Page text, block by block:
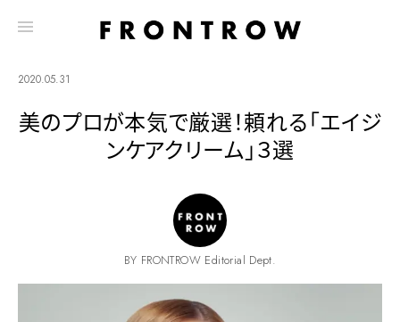
2020.05.31
美のプロが本気で厳選！頼れる「エイジ
ンケアクリーム」３選
BY FRONTROW Editorial Dept.